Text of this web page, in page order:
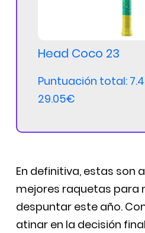
Head Coco 23
Puntuación total:
29.05€
En definitiva, estas son
mejores raquetas para
despuntar este año.
atinar en la decisión